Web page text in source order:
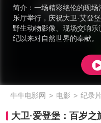
简介： 一场精彩绝伦的现
乐厅举行，庆祝大卫·艾登
野生动物影像、现场交响
纪以来对自然世界的奉献。
牛牛电影网 > 电影 > 纪录
大卫·爱登堡：百岁之